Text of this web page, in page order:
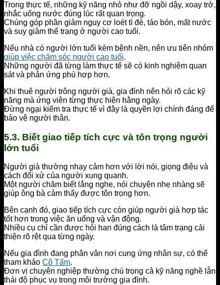
Trong thực tế, những kỹ năng nhỏ như đỡ ngồi dậy, xoay trở,
nhắc uống nước đúng lúc rất quan trọng.
Chúng góp phần giảm nguy cơ loét tì đè, táo bón, mất nước
và suy giảm thể trạng ở người cao tuổi.
Nếu nhà có người lớn tuổi kèm bệnh nền, nên ưu tiên nhóm
giúp việc chăm sóc người cao tuổi.
Những người đã từng làm thực tế sẽ có kinh nghiệm quan
sát và phản ứng phù hợp hơn.
Khi thuê người trông người già, gia đình nên hỏi rõ các kỹ
năng mà ứng viên từng thực hiện hằng ngày.
Đừng ngại kiểm tra thực tế vì đây là quyền lợi chính đáng để
bảo vệ người thân.
5.3. Biết giao tiếp tích cực và tôn trọng người
lớn tuổi
Người già thường nhạy cảm hơn với lời nói, giọng điệu và
cách đối xử của người xung quanh.
Một người chăm biết lắng nghe, nói chuyện nhẹ nhàng sẽ
giúp ông bà cảm thấy được tôn trọng hơn.
Bên cạnh đó, giao tiếp tích cực còn giúp người già hợp tác
tốt hơn trong việc ăn uống và vận động.
Nhiều cụ chỉ cần được hỏi han đúng cách là tâm trạng cải
thiện rõ rệt qua từng ngày.
Nếu gia đình đang phân vân nơi cung ứng nhân sự, có thể
tham khảo Cô Tấm.
Đơn vị chuyên nghiệp thường chú trọng cả kỹ năng nghề lẫn
thái độ phục vụ trong môi trường gia đình.